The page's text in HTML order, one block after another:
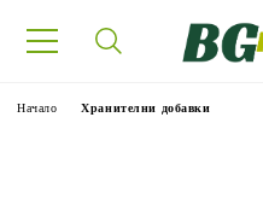
Начало Хранителни добавки